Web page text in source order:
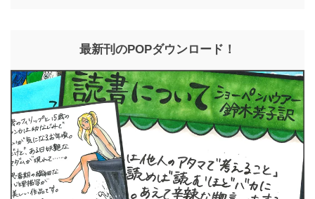
最新刊のPOPダウンロード！